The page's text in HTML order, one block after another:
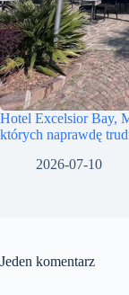
Hotel Excelsior Bay,
których naprawdę
2026-07-10
Jeden komentarz